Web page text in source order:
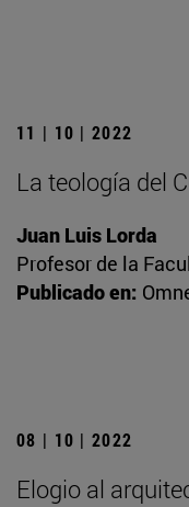
11 | 10 | 2022
La teología del
Juan Luis Lorda
Profesor de la
Publicado en:
08 | 10 | 2022
Elogio al